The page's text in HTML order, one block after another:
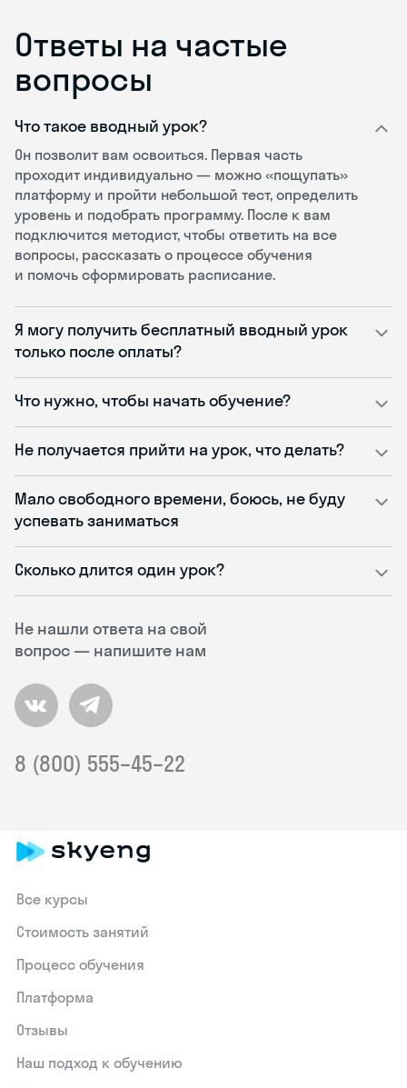
Ответы на частые
вопросы
Не нашли ответа на свой
вопрос — напишите нам
8 (800) 555–45–22
Что такое вводный урок?
Он позволит вам освоиться. Первая часть
проходит индивидуально — можно «пощупать»
платформу и пройти небольшой тест, определить
уровень и подобрать программу. После к вам
подключится методист, чтобы ответить на все
вопросы, рассказать о процессе обучения
и помочь сформировать расписание.
Я могу получить бесплатный вводный урок
только после оплаты?
Что нужно, чтобы начать обучение?
Не получается прийти на урок, что делать?
Мало свободного времени, боюсь, не буду
успевать заниматься
Сколько длится один урок?
Все курсы
Стоимость занятий
Процесс обучения
Платформа
Отзывы
Наш подход к обучению